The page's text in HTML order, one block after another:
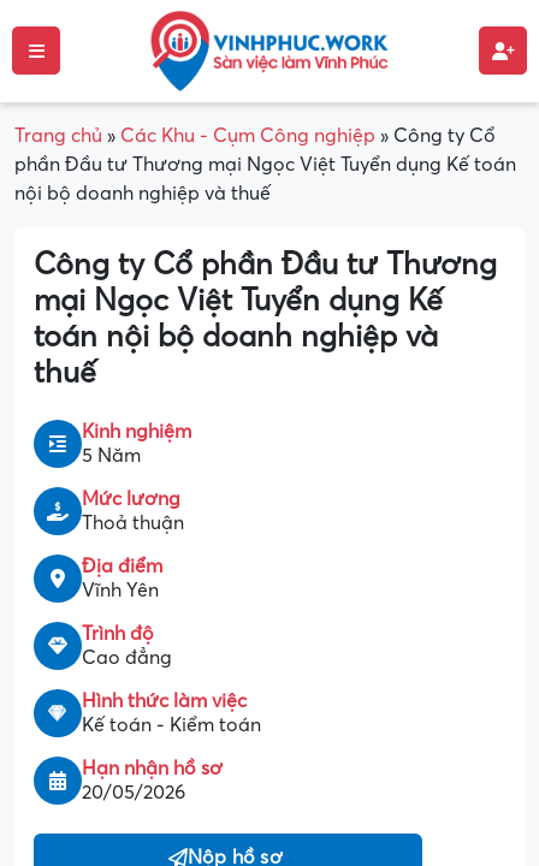
Trang chủ » Các Khu - Cụm Công nghiệp » Công ty Cổ
phần Đầu tư Thương mại Ngọc Việt Tuyển dụng Kế toán
nội bộ doanh nghiệp và thuế
Công ty Cổ phần Đầu tư Thương
mại Ngọc Việt Tuyển dụng Kế
toán nội bộ doanh nghiệp và
thuế
Kinh nghiệm
5 Năm
Mức lương
Thoả thuận
Địa điểm
Vĩnh Yên
Trình độ
Cao đẳng
Hình thức làm việc
Kế toán - Kiểm toán
Hạn nhận hồ sơ
20/05/2026
Nộp hồ sơ